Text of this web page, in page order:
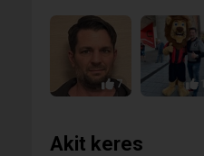
7
Akit keres